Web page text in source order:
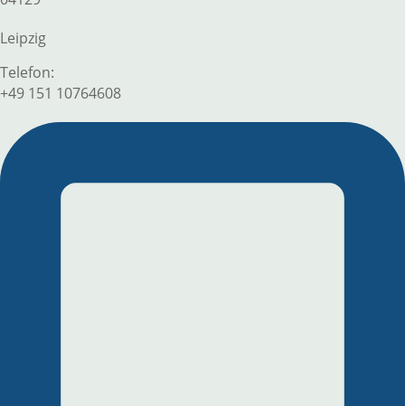
Leipzig
+49 151 10764608